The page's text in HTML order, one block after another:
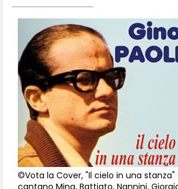
©Vota la Cover, "Il cielo in una stanza"